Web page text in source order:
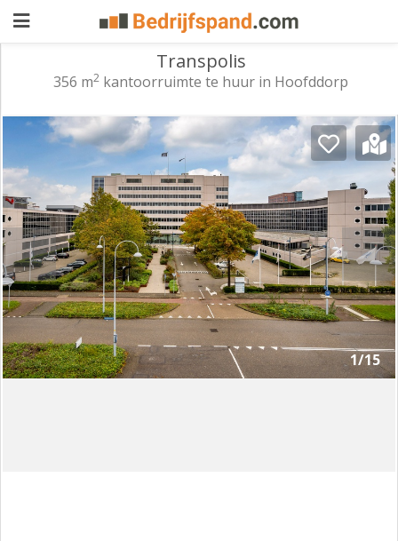
aanbieden
Pand
zoeken
Waarom
adverteren
Premium
adverteren
Blog
Registreren
Login
Transpolis
356 m2 kantoorruimte te huur in Hoofddorp
1/15